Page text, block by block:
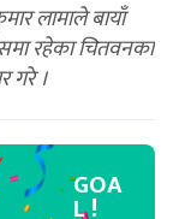
लामाले बायाँ
रहेका चितवनका
गरे ।
GOA
L !